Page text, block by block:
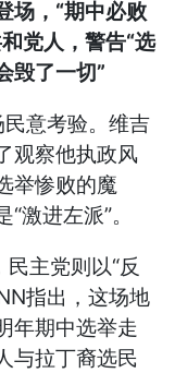
场，“期中必败
党人，警告“选
毁了一切”
意考验。维吉
观察他执政风
举惨败的魔
激进左派”。
主党则以“反
指出，这场地
年期中选举走
与拉丁裔选民